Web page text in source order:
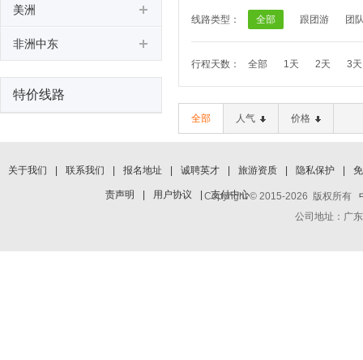
线路类型： 全部 跟团游 团
行程天数： 全部 1天 2天 3天
全部 人气 价格
美洲
非洲中东
特价线路
关于我们 联系我们 报名地址 诚聘英才 旅游资质 隐私保护 免
责声明 用户协议 支付中心
Copyright © 2015-2026 版权所有
公司地址：广